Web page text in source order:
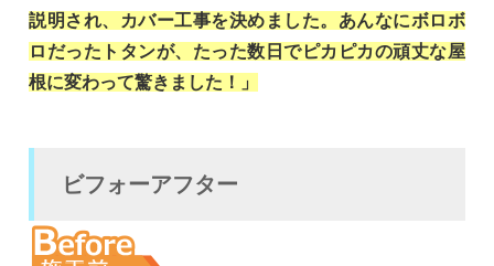
説明され、カバー工事を決めました。あんなにボロボ
ロだったトタンが、たった数日でピカピカの頑丈な屋
根に変わって驚きました！」
ビフォーアフター